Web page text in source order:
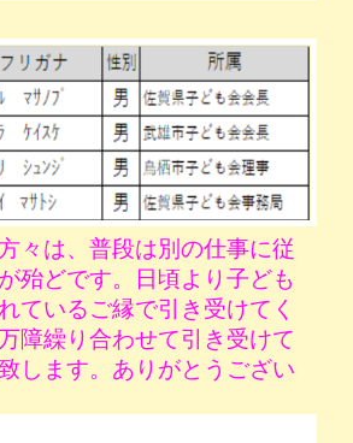
々は、普段は別の仕事に従
殆どです。日頃より子ども
ているご縁で引き受けてく
障繰り合わせて引き受けて
します。ありがとうござい